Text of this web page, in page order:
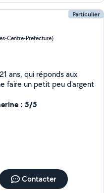
Particulier
Centre-Prefecture)
ans, qui réponds aux
faire un petit peu d'argent
: 5/5
Contacter